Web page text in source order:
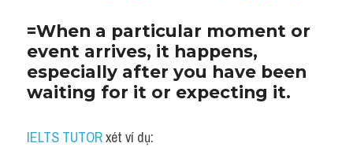
=When a particular moment or
event arrives, it happens,
especially after you have been
waiting for it or expecting it.
IELTS TUTOR xét ví dụ: